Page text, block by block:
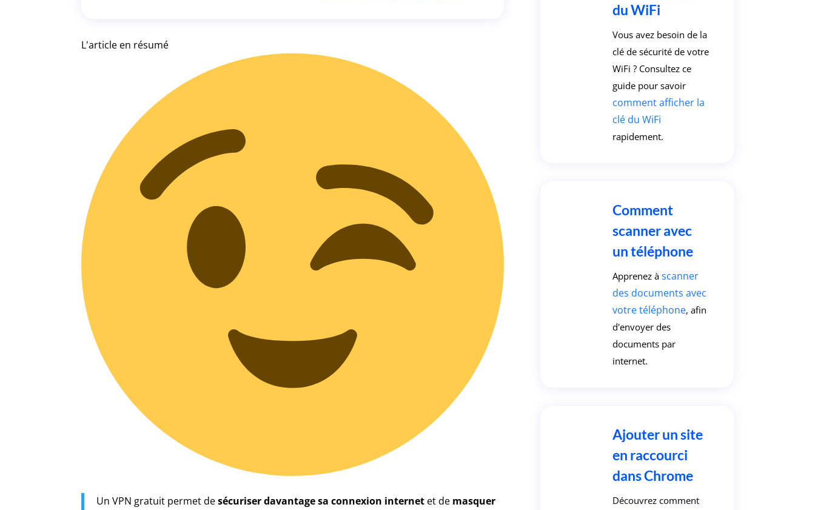
L'article en résumé
Un VPN gratuit permet desécuriser davantage sa connexion internet et de masquer
du WiFi
Vous avez besoin de la
clé de sécurité de votre
WiFi ? Consultez ce
guide pour savoir
comment afficher la
clé du WiFi
rapidement.
Comment
scanner avec
un téléphone
Apprenez àscanner
des documents avec
votre téléphone, afin
d'envoyer des
documents par
internet.
Ajouter un site
en raccourci
dans Chrome
Découvrez comment